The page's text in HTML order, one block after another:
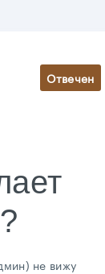
Отвечен
не вижу